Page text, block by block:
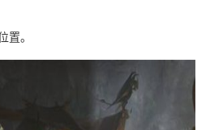
。